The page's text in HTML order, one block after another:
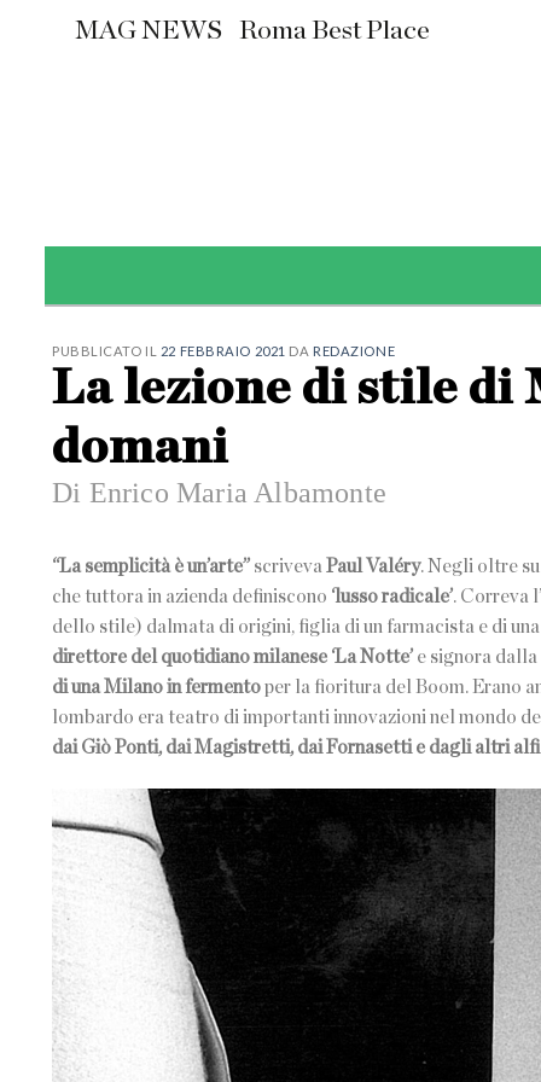
MAG NEWS Roma Best Place
PUBBLICATO IL 22 FEBBRAIO 2021 DA REDAZIONE
La lezione di stile di
domani
Di Enrico Maria Albamonte
“La semplicità è un’arte” scriveva Paul Valéry. Negli oltre
che tuttora in azienda definiscono ‘lusso radicale’. Correva
dello stile) dalmata di origini, figlia di un farmacista e di
direttore del quotidiano milanese ‘La Notte’ e signora
di una Milano in fermentoper la fioritura del Boom. Erano
lombardo era teatro di importanti innovazioni nel mondo
dai Giò Ponti, dai Magistretti, dai Fornasetti e dagli altri